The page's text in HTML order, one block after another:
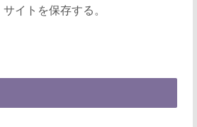
イトを保存する。